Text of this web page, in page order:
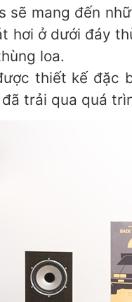
sẽ mang đến
hơi ở dưới đáy
loa.
thiết kế đặc
trải qua quá